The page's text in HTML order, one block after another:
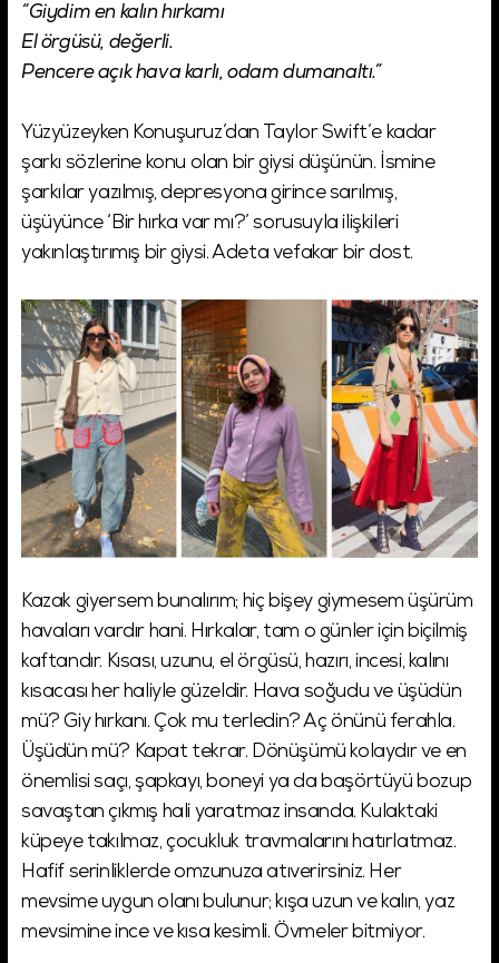
“Giydim en kalın hırkamı
El örgüsü, değerli.
Pencere açık hava karlı, odam dumanaltı.”
Yüzyüzeyken Konuşuruz’dan Taylor Swift’e kadar
şarkı sözlerine konu olan bir giysi düşünün. İsmine
şarkılar yazılmış, depresyona girince sarılmış,
üşüyünce ‘Bir hırka var mı?’ sorusuyla ilişkileri
yakınlaştırımış bir giysi. Adeta vefakar bir dost.
Kazak giyersem bunalırım; hiç bişey giymesem üşürüm
havaları vardır hani. Hırkalar, tam o günler için biçilmiş
kaftandır. Kısası, uzunu, el örgüsü, hazırı, incesi, kalını
kısacası her haliyle güzeldir. Hava soğudu ve üşüdün
mü? Giy hırkanı. Çok mu terledin? Aç önünü ferahla.
Üşüdün mü? Kapat tekrar. Dönüşümü kolaydır ve en
önemlisi saçı, şapkayı, boneyi ya da başörtüyü bozup
savaştan çıkmış hali yaratmaz insanda. Kulaktaki
küpeye takılmaz, çocukluk travmalarını hatırlatmaz.
Hafif serinliklerde omzunuza atıverirsiniz. Her
mevsime uygun olanı bulunur; kışa uzun ve kalın, yaz
mevsimine ince ve kısa kesimli. Övmeler bitmiyor.